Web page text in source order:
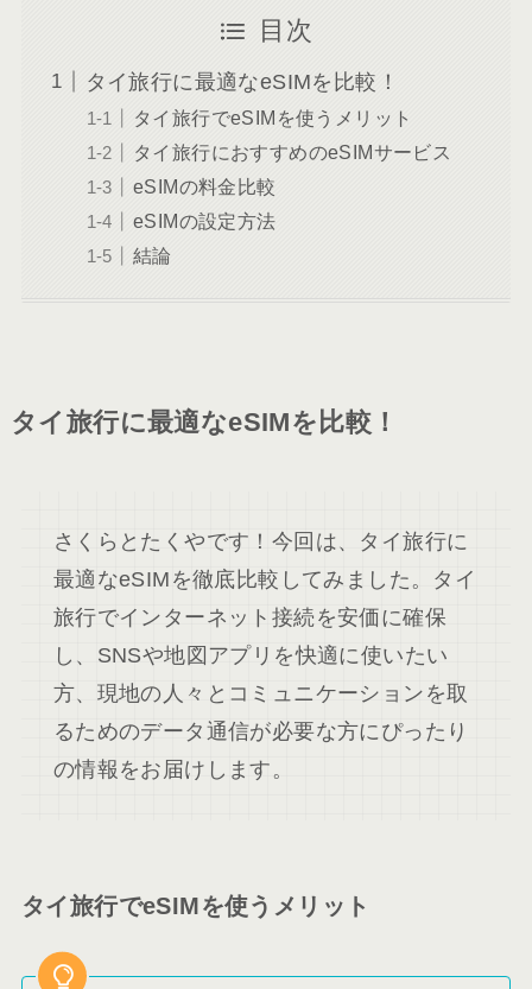
目次
タイ旅行に最適なeSIMを比較！
タイ旅行でeSIMを使うメリット
タイ旅行におすすめのeSIMサービス
eSIMの料金比較
eSIMの設定方法
結論
タイ旅行に最適なeSIMを比較！
さくらとたくやです！今回は、タイ旅行に
最適なeSIMを徹底比較してみました。タイ
旅行でインターネット接続を安価に確保
し、SNSや地図アプリを快適に使いたい
方、現地の人々とコミュニケーションを取
るためのデータ通信が必要な方にぴったり
の情報をお届けします。
タイ旅行でeSIMを使うメリット